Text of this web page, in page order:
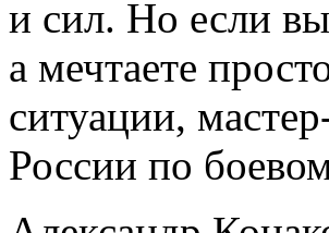
и сил. Но если
а мечтаете
ситуации,
России по